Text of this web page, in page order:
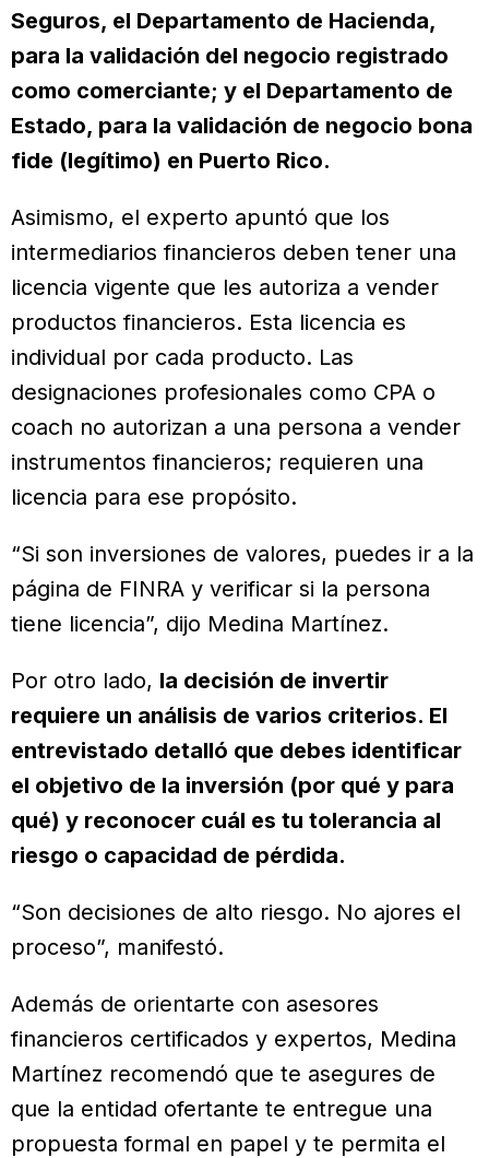
Seguros, el Departamento de Hacienda,
para la validación del negocio registrado
como comerciante; y el Departamento de
Estado, para la validación de negocio bona
fide (legítimo) en Puerto Rico.
Asimismo, el experto apuntó que los
intermediarios financieros deben tener una
licencia vigente que les autoriza a vender
productos financieros. Esta licencia es
individual por cada producto. Las
designaciones profesionales como CPA o
coach no autorizan a una persona a vender
instrumentos financieros; requieren una
licencia para ese propósito.
“Si son inversiones de valores, puedes ir a la
página de FINRA y verificar si la persona
tiene licencia”, dijo Medina Martínez.
Por otro lado, la decisión de invertir
requiere un análisis de varios criterios. El
entrevistado detalló que debes identificar
el objetivo de la inversión (por qué y para
qué) y reconocer cuál es tu tolerancia al
riesgo o capacidad de pérdida.
“Son decisiones de alto riesgo. No ajores el
proceso”, manifestó.
Además de orientarte con asesores
financieros certificados y expertos, Medina
Martínez recomendó que te asegures de
que la entidad ofertante te entregue una
propuesta formal en papel y te permita el